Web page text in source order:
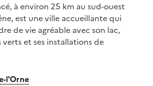
à environ 25 km au sud-ouest
est une ville accueillante qui
de vie agréable avec son lac,
verts et ses installations de
l'Orne